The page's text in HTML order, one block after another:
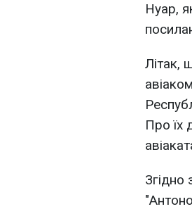
Нуар,
Літак,
Про їх
Згідно